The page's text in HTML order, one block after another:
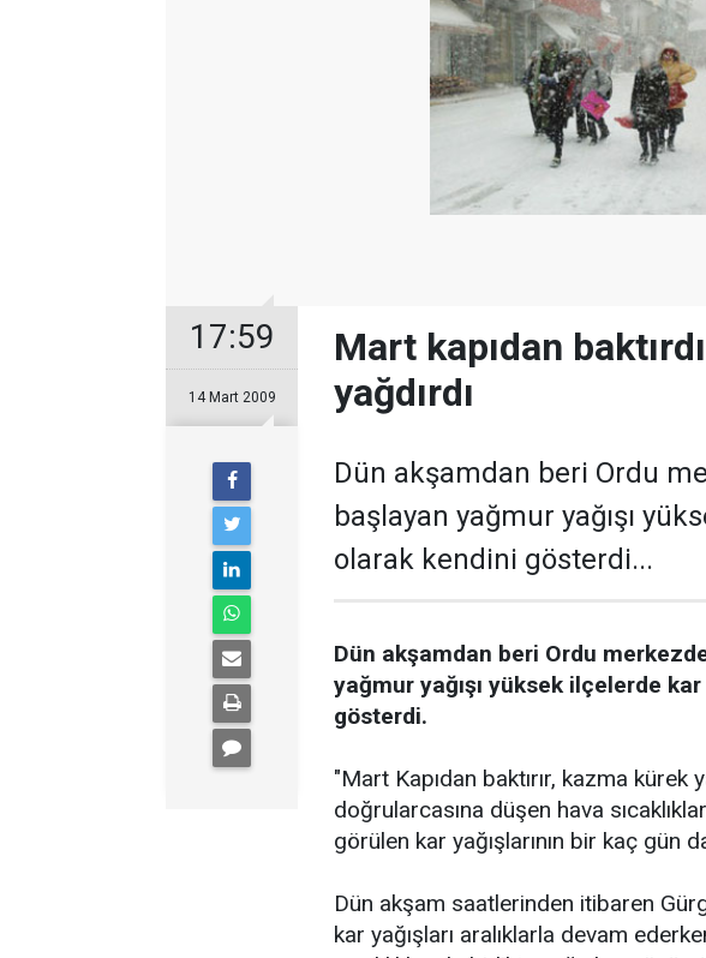
17:59
14 Mart 2009
Mart kapıdan
yağdırdı
Dün akşamdan beri Ordu
başlayan yağmur yağışı
olarak kendini gösterdi...
Dün akşamdan beri Ordu
yağmur yağışı yüksek ilçelerde
gösterdi.
"Mart Kapıdan baktırır, kazma kürek
doğrularcasına düşen hava
görülen kar yağışlarının bir kaç gün
Dün akşam saatlerinden itibaren
kar yağışları aralıklarla devam